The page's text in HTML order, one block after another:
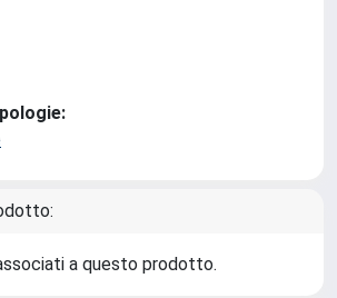
a questo prodotto.